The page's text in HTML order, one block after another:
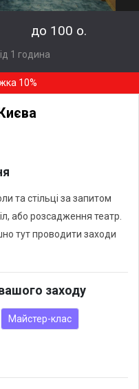
до 100 о.
1 година
10%
та стільці за запитом
або розсадження театр.
тут проводити заходи
заходу
Майстер-клас